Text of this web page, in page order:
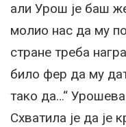
али Урош је баш
молио нас да му
стране треба
било фер да му
тако да…“
Схватила је да је